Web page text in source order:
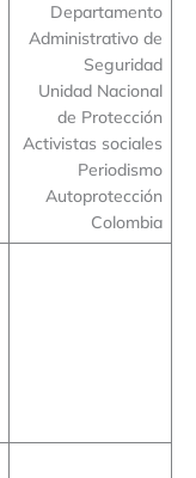
Departamento
Administrativo de
Seguridad
Unidad Nacional
de Protección
Activistas sociales
Periodismo
Autoprotección
Colombia